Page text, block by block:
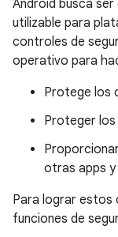
Android busca
utilizable para
controles de
operativo para
Protege los
Proteger los
otras apps y
Para lograr estos
funciones de